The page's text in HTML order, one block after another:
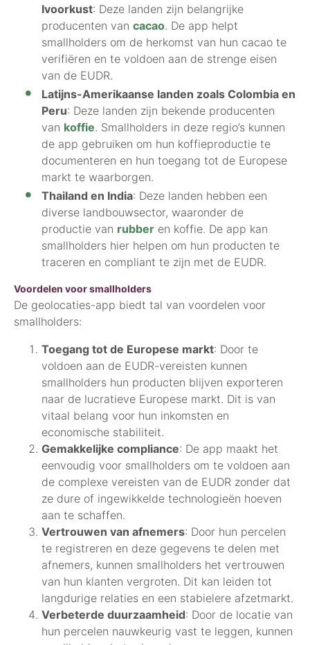
Ivoorkust: Deze landen zijn belangrijke
producenten van cacao. De app helpt
smallholders om de herkomst van hun cacao te
verifiëren en te voldoen aan de strenge eisen
van de EUDR.
Latijns-Amerikaanse landen zoals Colombia en
Peru: Deze landen zijn bekende producenten
van koffie. Smallholders in deze regio’s kunnen
de app gebruiken om hun koffieproductie te
documenteren en hun toegang tot de Europese
markt te waarborgen.
Thailand en India: Deze landen hebben een
diverse landbouwsector, waaronder de
productie van rubber en koffie. De app kan
smallholders hier helpen om hun producten te
traceren en compliant te zijn met de EUDR.
Voordelen voor smallholders
De geolocaties-app biedt tal van voordelen voor
smallholders:
Toegang tot de Europese markt: Door te
voldoen aan de EUDR-vereisten kunnen
smallholders hun producten blijven exporteren
naar de lucratieve Europese markt. Dit is van
vitaal belang voor hun inkomsten en
economische stabiliteit.
Gemakkelijke compliance: De app maakt het
eenvoudig voor smallholders om te voldoen aan
de complexe vereisten van de EUDR zonder dat
ze dure of ingewikkelde technologieën hoeven
aan te schaffen.
Vertrouwen van afnemers: Door hun percelen
te registreren en deze gegevens te delen met
afnemers, kunnen smallholders het vertrouwen
van hun klanten vergroten. Dit kan leiden tot
langdurige relaties en een stabielere afzetmarkt.
Verbeterde duurzaamheid: Door de locatie van
hun percelen nauwkeurig vast te leggen, kunnen